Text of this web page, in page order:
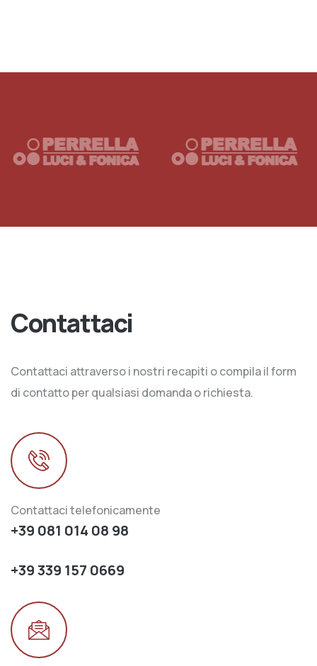
Contattaci
Contattaci attraverso i nostri recapiti o compila il form
di contatto per qualsiasi domanda o richiesta.
Contattaci telefonicamente
+39 081 014 08 98
+39 339 157 0669